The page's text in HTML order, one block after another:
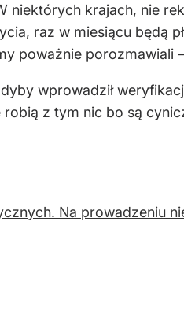
niektórych krajach, nie
raz w miesiącu będą
poważnie porozmawiali
wprowadził
z tym nic bo są
Na prowadzeniu